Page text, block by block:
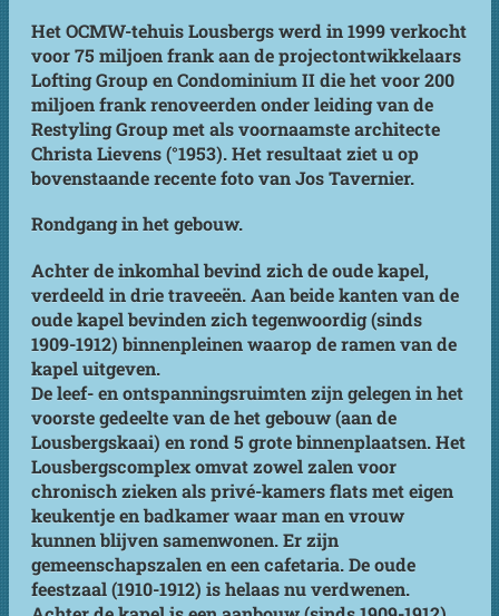
Het OCMW-tehuis Lousbergs werd in 1999 verkocht
voor 75 miljoen frank aan de projectontwikkelaars
Lofting Group en Condominium II die het voor 200
miljoen frank renoveerden onder leiding van de
Restyling Group met als voornaamste architecte
Christa Lievens (°1953). Het resultaat ziet u op
bovenstaande recente foto van Jos Tavernier.
Rondgang in het gebouw.
Achter de inkomhal bevind zich de oude kapel,
verdeeld in drie traveeën. Aan beide kanten van de
oude kapel bevinden zich tegenwoordig (sinds
1909-1912) binnenpleinen waarop de ramen van de
kapel uitgeven.
De leef- en ontspanningsruimten zijn gelegen in het
voorste gedeelte van de het gebouw (aan de
Lousbergskaai) en rond 5 grote binnenplaatsen. Het
Lousbergscomplex omvat zowel zalen voor
chronisch zieken als privé-kamers flats met eigen
keukentje en badkamer waar man en vrouw
kunnen blijven samenwonen. Er zijn
gemeenschapszalen en een cafetaria. De oude
feestzaal (1910-1912) is helaas nu verdwenen.